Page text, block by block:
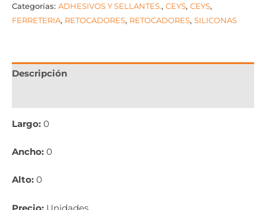
Categorías: ADHESIVOS Y SELLANTES., CEYS, CEYS,
FERRETERIA, RETOCADORES, RETOCADORES, SILICONAS
Descripción
Largo: 0
Ancho: 0
Alto: 0